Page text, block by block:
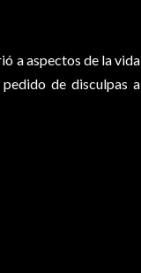
a aspectos de la vida
de disculpas a